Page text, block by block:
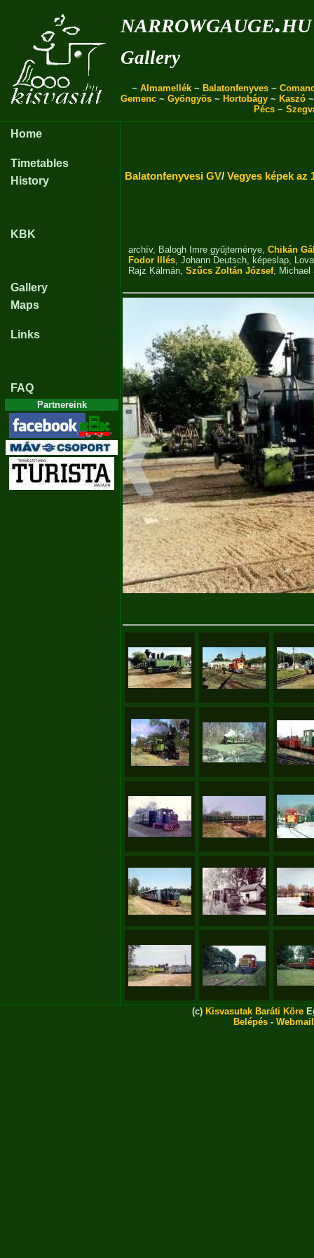
narrowgauge.hu
Gallery
~ Almamellék ~ Balatonfenyves ~
Gemenc ~ Gyöngyös ~ Hortobágy ~ Kaszó
Pécs ~
Home
Timetables
History
KBK
Gallery
Maps
Links
FAQ
Partnereink
Balatonfenyvesi GV/ Vegyes képek az
archív, Balogh Imre gyűjteménye, Chikán
Fodor Illés, Johann Deutsch, képeslap,
Rajz Kálmán, Szűcs Zoltán József, ‎Michael
(c) Kisvasutak Baráti Köre
Belépés - Webmail